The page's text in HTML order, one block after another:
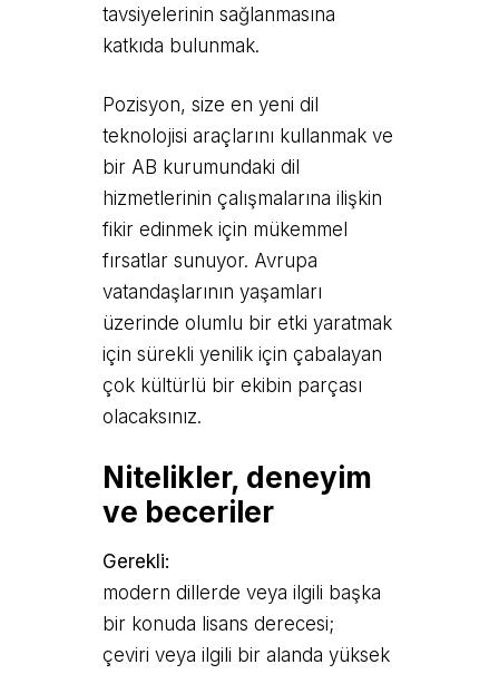
tavsiyelerinin sağlanmasına
katkıda bulunmak.
Pozisyon, size en yeni dil
teknolojisi araçlarını kullanmak ve
bir AB kurumundaki dil
hizmetlerinin çalışmalarına ilişkin
fikir edinmek için mükemmel
fırsatlar sunuyor. Avrupa
vatandaşlarının yaşamları
üzerinde olumlu bir etki yaratmak
için sürekli yenilik için çabalayan
çok kültürlü bir ekibin parçası
olacaksınız.
Nitelikler, deneyim
ve beceriler
Gerekli:
modern dillerde veya ilgili başka
bir konuda lisans derecesi;
çeviri veya ilgili bir alanda yüksek